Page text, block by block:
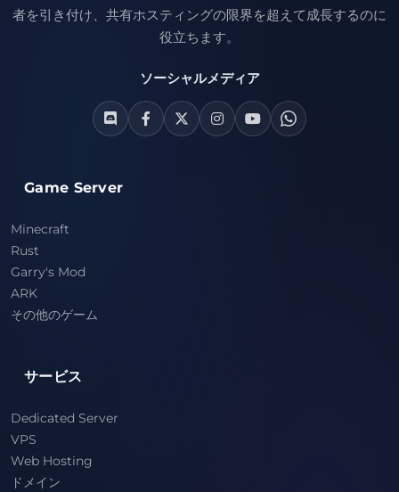
者を引き付け、共有ホスティングの限界を超えて成長するのに
役立ちます。
ソーシャルメディア
Game Server
Minecraft
Rust
Garry's Mod
ARK
その他のゲーム
サービス
Dedicated Server
VPS
Web Hosting
ドメイン